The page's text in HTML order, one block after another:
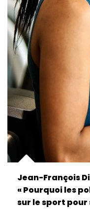
Jean-François
« Pourquoi les
sur le sport